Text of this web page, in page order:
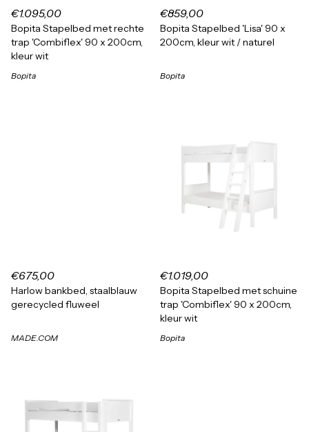
€1.095,00
Bopita Stapelbed met rechte
trap 'Combiflex' 90 x 200cm,
kleur wit
Bopita
€859,00
Bopita Stapelbed 'Lisa' 90 x
200cm, kleur wit / naturel
Bopita
€675,00
Harlow bankbed, staalblauw
gerecycled fluweel
MADE.COM
€1.019,00
Bopita Stapelbed met schuine
trap 'Combiflex' 90 x 200cm,
kleur wit
Bopita